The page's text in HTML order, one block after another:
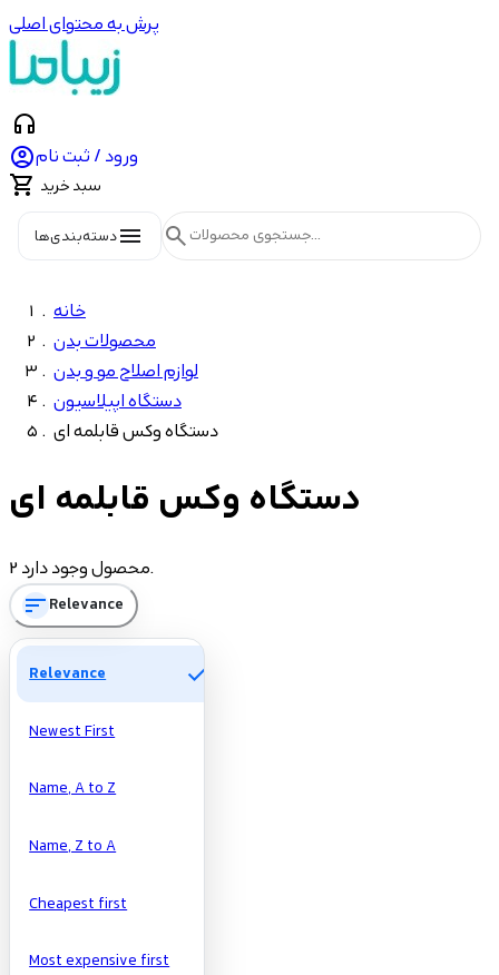
پرش به محتوای اصلی
headphones
ورود / ثبت نام
 سبد خرید
menuدسته‌بندی‌ها search
خانه
محصولات بدن
لوازم اصلاح مو و بدن
دستگاه اپیلاسیون
دستگاه وکس قابلمه ای
تومان
تومان
Manufacturers
دستگاه وکس قابلمه ای
2 محصول وجود دارد.
sortRelevance
Relevance check
Newest First
Name, A to Z
Name, Z to A
Cheapest first
Most expensive first